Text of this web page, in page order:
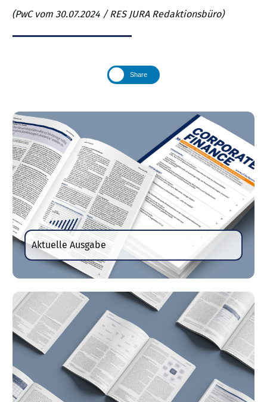
(PwC vom 30.07.2024 / RES JURA Redaktionsbüro)
Share
Aktuelle Ausgabe